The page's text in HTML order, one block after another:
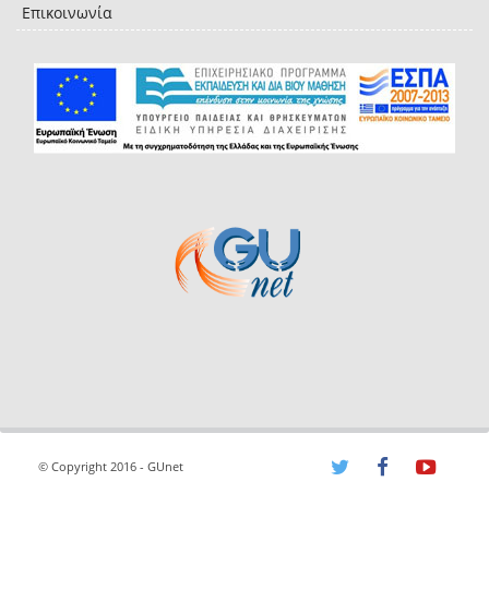
Επικοινωνία
© Copyright 2016 - GUnet